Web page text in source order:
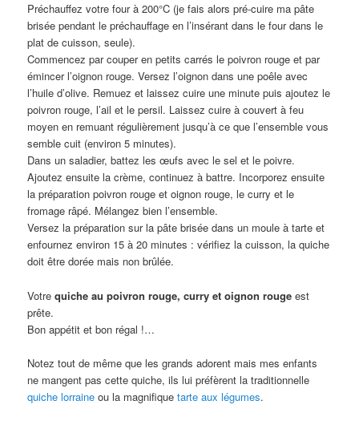
Préchauffez votre four à 200°C (je fais alors pré-cuire ma pâte
brisée pendant le préchauffage en l’insérant dans le four dans le
plat de cuisson, seule).
Commencez par couper en petits carrés le poivron rouge et par
émincer l’oignon rouge. Versez l’oignon dans une poêle avec
l’huile d’olive. Remuez et laissez cuire une minute puis ajoutez le
poivron rouge, l’ail et le persil. Laissez cuire à couvert à feu
moyen en remuant régulièrement jusqu’à ce que l’ensemble vous
semble cuit (environ 5 minutes).
Dans un saladier, battez les œufs avec le sel et le poivre.
Ajoutez ensuite la crème, continuez à battre. Incorporez ensuite
la préparation poivron rouge et oignon rouge, le curry et le
fromage râpé. Mélangez bien l’ensemble.
Versez la préparation sur la pâte brisée dans un moule à tarte et
enfournez environ 15 à 20 minutes : vérifiez la cuisson, la quiche
doit être dorée mais non brûlée.
Votrequiche au poivron rouge, curry et oignon rouge est
prête.
Bon appétit et bon régal !…
Notez tout de même que les grands adorent mais mes enfants
ne mangent pas cette quiche, ils lui préfèrent la traditionnelle
quiche lorraine ou la magnifiquetarte aux légumes.